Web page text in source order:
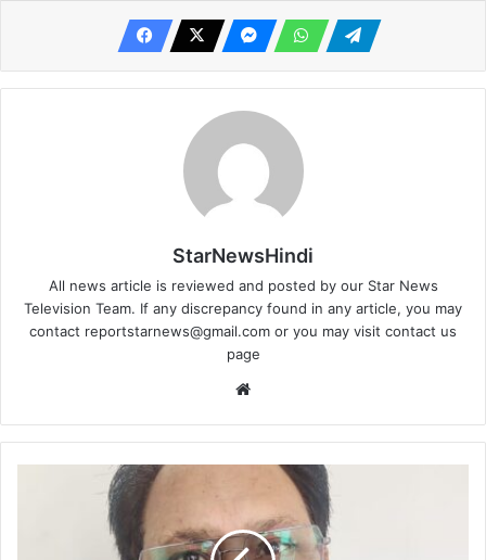
StarNewsHindi
All news article is reviewed and posted by our Star News
Television Team. If any discrepancy found in any article, you may
contact reportstarnews@gmail.com or you may visit contact us
page